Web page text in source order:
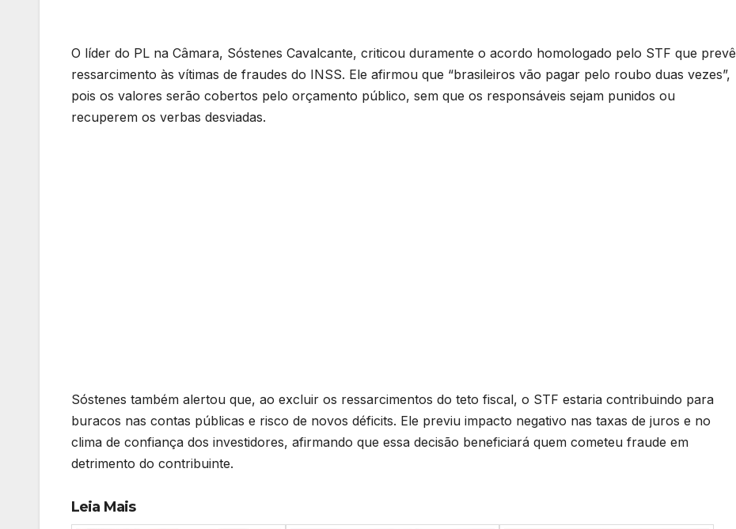
O líder do PL na Câmara, Sóstenes Cavalcante, criticou duramente o acordo homologado pelo STF que prevê
ressarcimento às vítimas de fraudes do INSS. Ele afirmou que “brasileiros vão pagar pelo roubo duas vezes”,
pois os valores serão cobertos pelo orçamento público, sem que os responsáveis sejam punidos ou
recuperem os verbas desviadas.
Sóstenes também alertou que, ao excluir os ressarcimentos do teto fiscal, o STF estaria contribuindo para
buracos nas contas públicas e risco de novos déficits. Ele previu impacto negativo nas taxas de juros e no
clima de confiança dos investidores, afirmando que essa decisão beneficiará quem cometeu fraude em
detrimento do contribuinte.
Leia Mais